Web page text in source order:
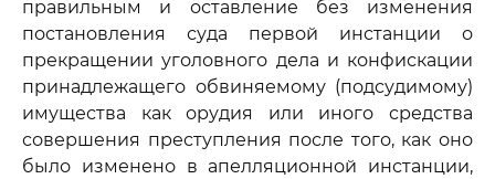
правильным и оставление без изменения
постановления суда первой инстанции о
прекращении уголовного дела и конфискации
принадлежащего обвиняемому (подсудимому)
имущества как орудия или иного средства
совершения преступления после того, как оно
было изменено в апелляционной инстанции,